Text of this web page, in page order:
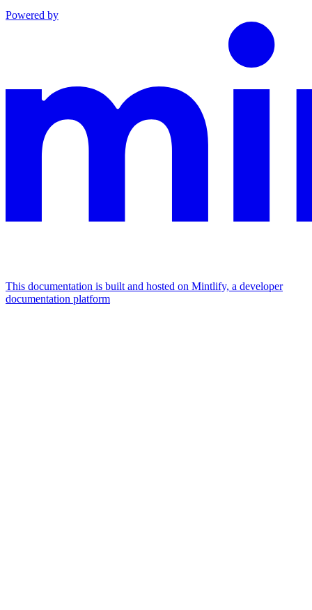
Powered by
This documentation is built and hosted on Mintlify, a developer
documentation platform